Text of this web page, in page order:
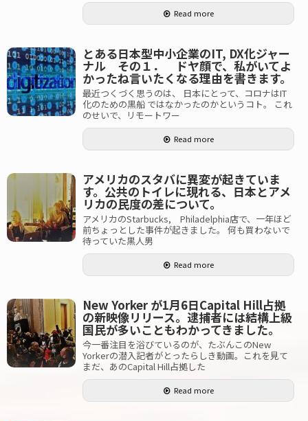
Read more
とある日本型中小企業のIT, DX化ジャー
ナル その１． ドヤ顔で、私がいてよ
かったね言いたくなる理由を書きます。
最近つくづく思うのは、 日本にとって、コロナはIT
化のための黒船 ではなかったのかというコト。 これ
のせいで、リモートワー
Read more
アメリカのスタバに異変が起きていま
す。公共のトイレに現れる、日本とアメ
リカの民度の差について。
アメリカのStarbucks, Philadelphia店で、一年ほど
前ちょっとした事件が起きました。 何も買わないで
待っていた黒人男
Read more
New Yorker が1月6日Capital Hill占拠
の新映像リリース。逮捕者には結構上級
国民が多いこともわかってきました。
今一番注目を浴びているのが、たぶんこのNew
Yorkerの潜入記者がとったらしき動画。これを見て
まだ、あのCapital Hill占拠した
Read more